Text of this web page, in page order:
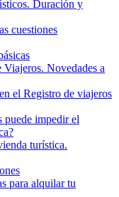
Duración y
cuestiones
Novedades a
el Registro de viajeros
puede impedir el
turística.
para alquilar tu